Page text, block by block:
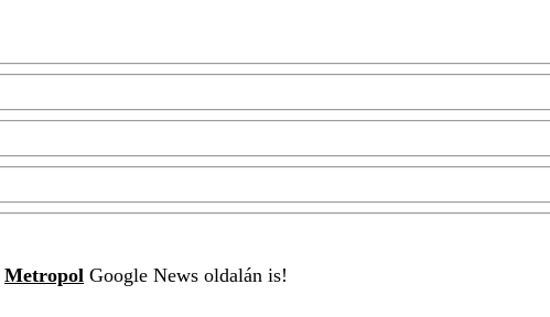
Metropol Google News oldalán is!